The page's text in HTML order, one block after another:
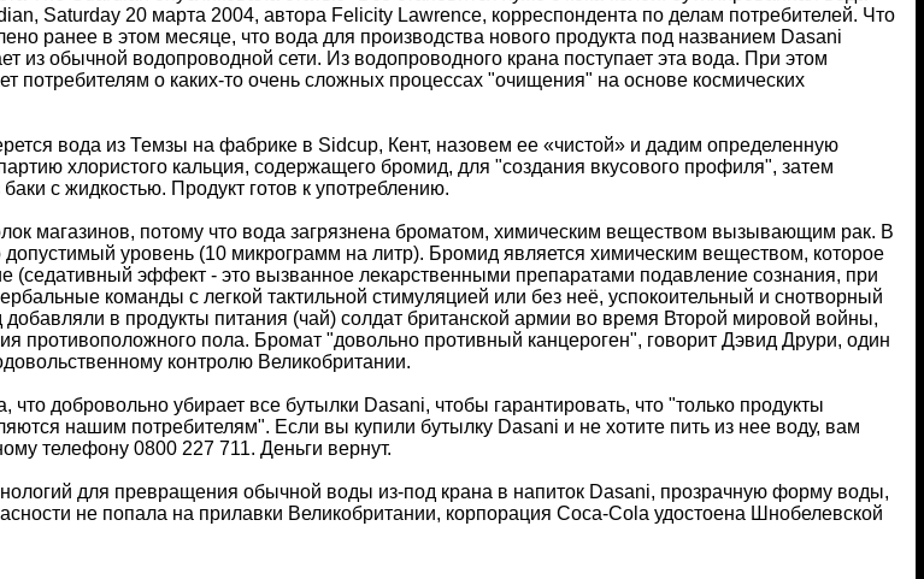
Saturday 20 марта 2004, автора Felicity Lawrence, корреспондента по делам потребителей. Что
ранее в этом месяце, что вода для производства нового продукта под названием Dasani
из обычной водопроводной сети. Из водопроводного крана поступает эта вода. При этом
потребителям о каких-то очень сложных процессах "очищения" на основе космических
вода из Темзы на фабрике в Sidcup, Кент, назовем ее «чистой» и дадим определенную
хлористого кальция, содержащего бромид, для "создания вкусового профиля", затем
с жидкостью. Продукт готов к употреблению.
магазинов, потому что вода загрязнена броматом, химическим веществом вызывающим рак. В
уровень (10 микрограмм на литр). Бромид является химическим веществом, которое
(седативный эффект - это вызванное лекарственными препаратами подавление сознания, при
команды с легкой тактильной стимуляцией или без неё, успокоительный и снотворный
в продукты питания (чай) солдат британской армии во время Второй мировой войны,
противоположного пола. Бромат "довольно противный канцероген", говорит Дэвид Друри, один
контролю Великобритании.
что добровольно убирает все бутылки Dasani, чтобы гарантировать, что "только продукты
нашим потребителям". Если вы купили бутылку Dasani и не хотите пить из нее воду, вам
телефону 0800 227 711. Деньги вернут.
для превращения обычной воды из-под крана в напиток Dasani, прозрачную форму воды,
не попала на прилавки Великобритании, корпорация Coca-Cola удостоена Шнобелевской